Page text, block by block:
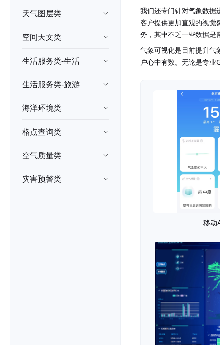
天气图层类
空间天文类
生活服务类-生活
生活服务类-旅游
海洋环境类
格点查询类
空气质量类
灾害预警类
我们还专门针对气象数据
客户提供更加直观的视觉
务，其中不乏一些数据是
气象可视化是目前提升气
户心中有数。无论是专业
移动